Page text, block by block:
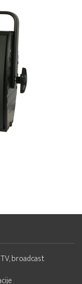
TV, broadcast